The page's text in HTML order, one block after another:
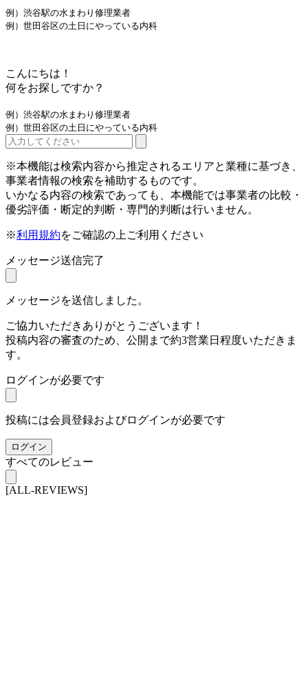
例）渋谷駅の水まわり修理業者
例）世田谷区の土日にやっている内科
こんにちは！
何をお探しですか？
例）渋谷駅の水まわり修理業者
例）世田谷区の土日にやっている内科
※本機能は検索内容から推定されるエリアと業種に基づき、
事業者情報の検索を補助するものです。
いかなる内容の検索であっても、本機能では事業者の比較・
優劣評価・断定的判断・専門的判断は行いません。
※利用規約をご確認の上ご利用ください
メッセージ送信完了
メッセージを送信しました。
ご協力いただきありがとうございます！
投稿内容の審査のため、公開まで約3営業日程度いただきま
す。
ログインが必要です
投稿には会員登録およびログインが必要です
ログイン
すべてのレビュー
[ALL-REVIEWS]